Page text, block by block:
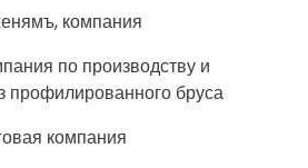
компания
по производству и
профилированного бруса
компания